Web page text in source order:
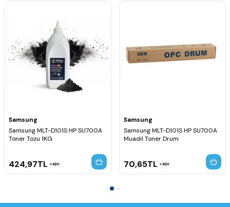
Samsung
Samsung MLT-D101S HP SU700A
Toner Tozu 1KG
424,97TL KDV
Samsung
Samsung MLT-D101S HP SU700A
Muadil Toner Drum
70,65TL KDV